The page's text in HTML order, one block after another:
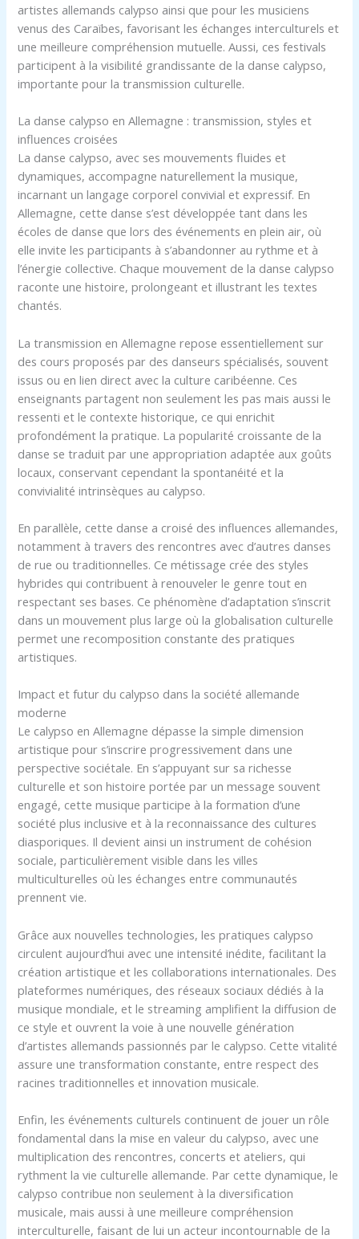
artistes allemands calypso ainsi que pour les musiciens
venus des Caraïbes, favorisant les échanges interculturels et
une meilleure compréhension mutuelle. Aussi, ces festivals
participent à la visibilité grandissante de la danse calypso,
importante pour la transmission culturelle.
La danse calypso en Allemagne : transmission, styles et
influences croisées
La danse calypso, avec ses mouvements fluides et
dynamiques, accompagne naturellement la musique,
incarnant un langage corporel convivial et expressif. En
Allemagne, cette danse s’est développée tant dans les
écoles de danse que lors des événements en plein air, où
elle invite les participants à s’abandonner au rythme et à
l’énergie collective. Chaque mouvement de la danse calypso
raconte une histoire, prolongeant et illustrant les textes
chantés.
La transmission en Allemagne repose essentiellement sur
des cours proposés par des danseurs spécialisés, souvent
issus ou en lien direct avec la culture caribéenne. Ces
enseignants partagent non seulement les pas mais aussi le
ressenti et le contexte historique, ce qui enrichit
profondément la pratique. La popularité croissante de la
danse se traduit par une appropriation adaptée aux goûts
locaux, conservant cependant la spontanéité et la
convivialité intrinsèques au calypso.
En parallèle, cette danse a croisé des influences allemandes,
notamment à travers des rencontres avec d’autres danses
de rue ou traditionnelles. Ce métissage crée des styles
hybrides qui contribuent à renouveler le genre tout en
respectant ses bases. Ce phénomène d’adaptation s’inscrit
dans un mouvement plus large où la globalisation culturelle
permet une recomposition constante des pratiques
artistiques.
Impact et futur du calypso dans la société allemande
moderne
Le calypso en Allemagne dépasse la simple dimension
artistique pour s’inscrire progressivement dans une
perspective sociétale. En s’appuyant sur sa richesse
culturelle et son histoire portée par un message souvent
engagé, cette musique participe à la formation d’une
société plus inclusive et à la reconnaissance des cultures
diasporiques. Il devient ainsi un instrument de cohésion
sociale, particulièrement visible dans les villes
multiculturelles où les échanges entre communautés
prennent vie.
Grâce aux nouvelles technologies, les pratiques calypso
circulent aujourd’hui avec une intensité inédite, facilitant la
création artistique et les collaborations internationales. Des
plateformes numériques, des réseaux sociaux dédiés à la
musique mondiale, et le streaming amplifient la diffusion de
ce style et ouvrent la voie à une nouvelle génération
d’artistes allemands passionnés par le calypso. Cette vitalité
assure une transformation constante, entre respect des
racines traditionnelles et innovation musicale.
Enfin, les événements culturels continuent de jouer un rôle
fondamental dans la mise en valeur du calypso, avec une
multiplication des rencontres, concerts et ateliers, qui
rythment la vie culturelle allemande. Par cette dynamique, le
calypso contribue non seulement à la diversification
musicale, mais aussi à une meilleure compréhension
interculturelle, faisant de lui un acteur incontournable de la